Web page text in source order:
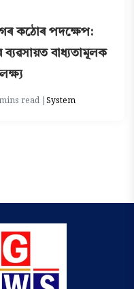
কঠোৰ পদক্ষেপ:
ব্যৱসায়ত বাধ্যতামূলক
read |System